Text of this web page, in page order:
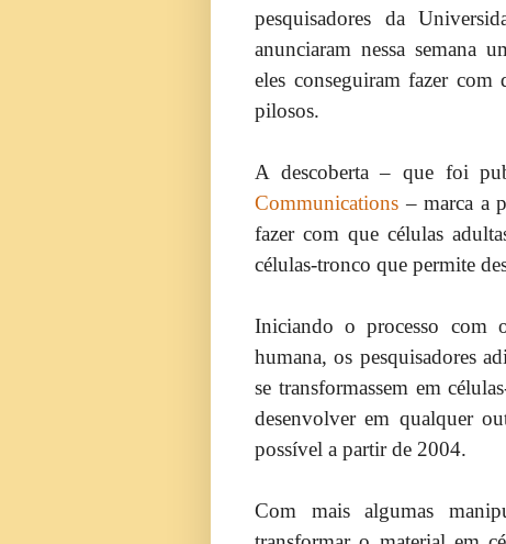
pesquisadores da
anunciaram nessa semana
eles conseguiram fazer com
pilosos.
A descoberta – que foi
Communications – marca a
fazer com que células
células-tronco que permite
Iniciando o processo com
humana, os pesquisadores
se transformassem em
desenvolver em qualquer
possível a partir de 2004.
Com mais algumas